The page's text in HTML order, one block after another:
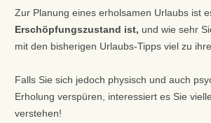
Zur Planung eines erholsamen Urlaubs ist
Erschöpfungszustand ist, und wie sehr
mit den bisherigen Urlaubs-Tipps viel zu
Falls Sie sich jedoch physisch und auch
Erholung verspüren, interessiert es Sie
verstehen!